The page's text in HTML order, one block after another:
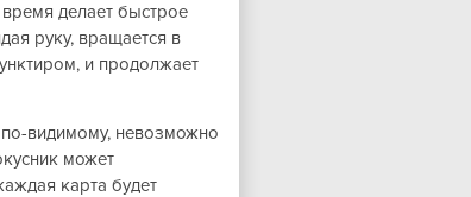
делает быстрое
руку, вращается в
и продолжает
видимому, невозможно
может
карта будет